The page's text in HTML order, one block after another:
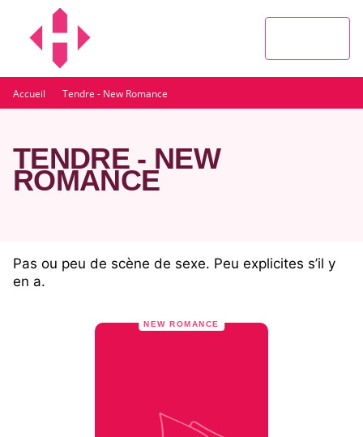
MENU
Accueil · Tendre - New Romance
TENDRE - NEW
ROMANCE
Pas ou peu de scène de sexe. Peu explicites s’il y
en a.
NEW ROMANCE